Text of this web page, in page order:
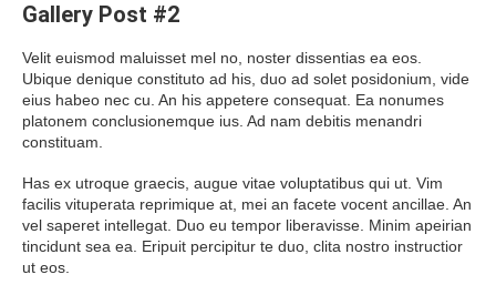
Gallery Post #2
Velit euismod maluisset mel no, noster dissentias ea eos.
Ubique denique constituto ad his, duo ad solet posidonium, vide
eius habeo nec cu. An his appetere consequat. Ea nonumes
platonem conclusionemque ius. Ad nam debitis menandri
constituam.
Has ex utroque graecis, augue vitae voluptatibus qui ut. Vim
facilis vituperata reprimique at, mei an facete vocent ancillae. An
vel saperet intellegat. Duo eu tempor liberavisse. Minim apeirian
tincidunt sea ea. Eripuit percipitur te duo, clita nostro instructior
ut eos.